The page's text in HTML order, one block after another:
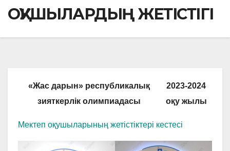
ОҚУШЫЛАРДЫҢ ЖЕТІСТІГІ
«Жас дарын» республикалық
зияткерлік олимпиадасы
2023-2024
оқу жылы
Мектеп оқушыларының жетістіктері кестесі